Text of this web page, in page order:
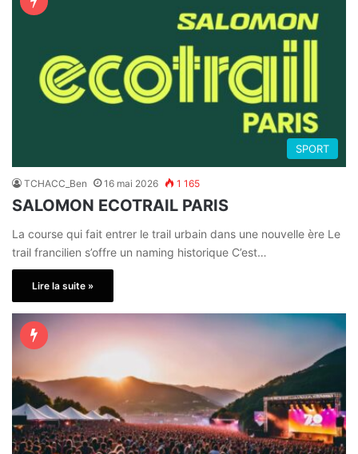
SPORT
TCHACC_Ben 16 mai 2026 1 165
SALOMON ECOTRAIL PARIS
La course qui fait entrer le trail urbain dans une nouvelle ère Le
trail francilien s’offre un naming historique C’est…
Lire la suite »